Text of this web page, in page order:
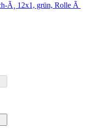
Ã¸ 12x1, grün, Rolle Ã